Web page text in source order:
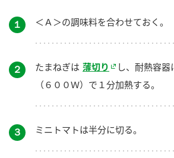
１ ＜Ａ＞の調味料を合わせておく。
２ たまねぎは 薄切り
し、耐熱容
（６００Ｗ）で１分加熱する。
３ ミニトマトは半分に切る。